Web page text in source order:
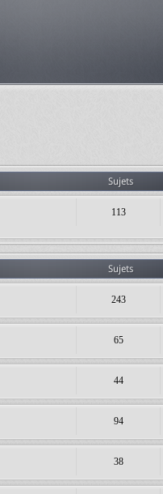
Sujets
113
Sujets
243
65
44
94
38